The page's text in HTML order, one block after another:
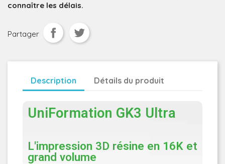
connaître les délais.
Partager
Description Détails du produit
UniFormation GK3 Ultra
L'impression 3D résine en 16K et
grand volume